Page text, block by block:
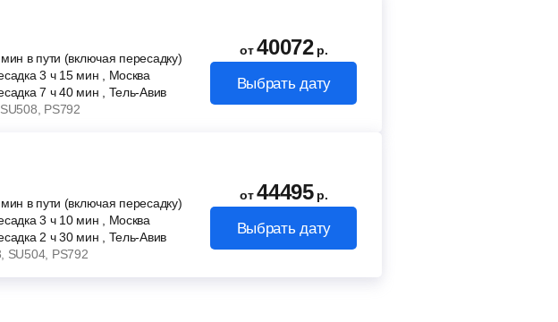
мин в пути (включая пересадку)
3 ч15 мин , Москва
7 ч40 мин , Тель-Авив
, SU508 , PS792
от40072 р.
Выбрать дату
мин в пути (включая пересадку)
3 ч10 мин , Москва
2 ч30 мин , Тель-Авив
, SU504, PS792
от44495 р.
Выбрать дату